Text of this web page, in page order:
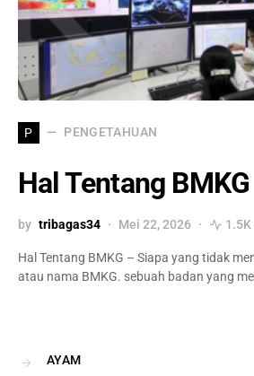
P PENGETAHUAN
Hal Tentang BMKG
by tribagas34 Mei 22, 2026
Hal Tentang BMKG – Siapa yang tidak
atau nama BMKG. sebuah badan yang
AYAM